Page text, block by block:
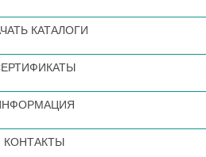
КАТАЛОГИ
КОНТАКТЫ